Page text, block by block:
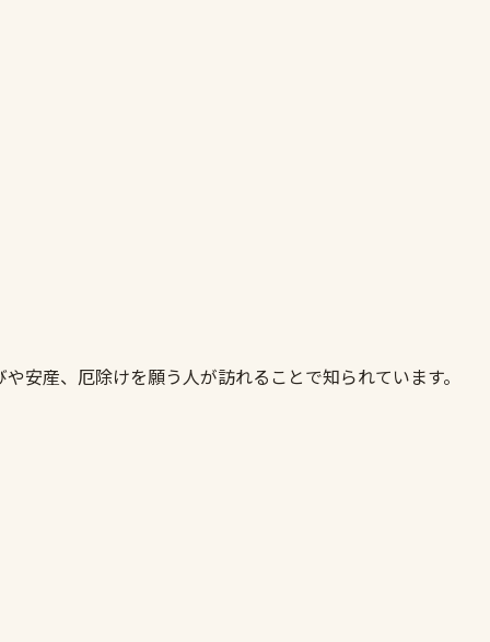
安産、厄除けを願う人が訪れることで知られています。